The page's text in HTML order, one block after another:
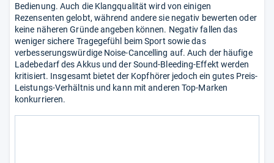
Bedienung. Auch die Klangqualität wird von einigen
Rezensenten gelobt, während andere sie negativ bewerten oder
keine näheren Gründe angeben können. Negativ fallen das
weniger sichere Tragegefühl beim Sport sowie das
verbesserungswürdige Noise-Cancelling auf. Auch der häufige
Ladebedarf des Akkus und der Sound-Bleeding-Effekt werden
kritisiert. Insgesamt bietet der Kopfhörer jedoch ein gutes Preis-
Leistungs-Verhältnis und kann mit anderen Top-Marken
konkurrieren.